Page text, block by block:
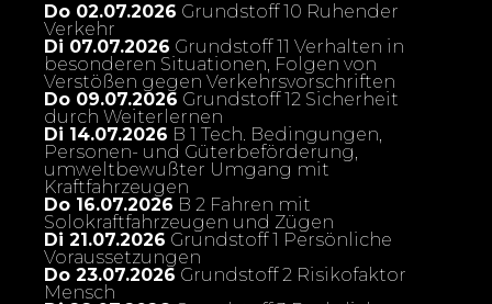
Do 02.07.2026 Grundstoff 10 Ruhender
Verkehr
Di 07.07.2026 Grundstoff 11 Verhalten in
besonderen Situationen, Folgen von
Verstößen gegen Verkehrsvorschriften
Do 09.07.2026 Grundstoff 12 Sicherheit
durch Weiterlernen
Di 14.07.2026 B 1 Tech. Bedingungen,
Personen- und Güterbeförderung,
umweltbewußter Umgang mit
Kraftfahrzeugen
Do 16.07.2026 B 2 Fahren mit
Solokraftfahrzeugen und Zügen
Di 21.07.2026 Grundstoff 1 Persönliche
Voraussetzungen
Do 23.07.2026 Grundstoff 2 Risikofaktor
Mensch